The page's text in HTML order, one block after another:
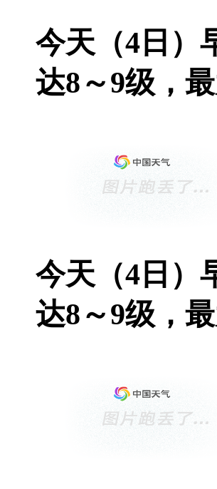
今天（4日）
达8～9级，
今天（4日）
达8～9级，